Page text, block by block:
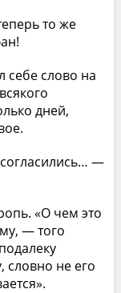
то же
себе слово на
дней,
—
«О чем это
— того
словно не его